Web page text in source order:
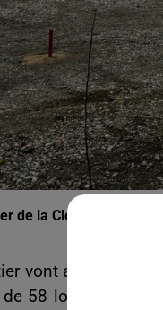
de la Clouterie de
vont arriver sur
58 logements